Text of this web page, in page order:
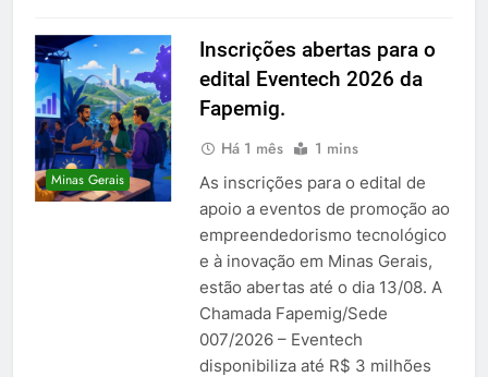
Minas Gerais
Inscrições abertas para o
edital Eventech 2026 da
Fapemig.
Há 1 mês 1 mins
As inscrições para o edital de
apoio a eventos de promoção ao
empreendedorismo tecnológico
e à inovação em Minas Gerais,
estão abertas até o dia 13/08. A
Chamada Fapemig/Sede
007/2026 – Eventech
disponibiliza até R$ 3 milhões